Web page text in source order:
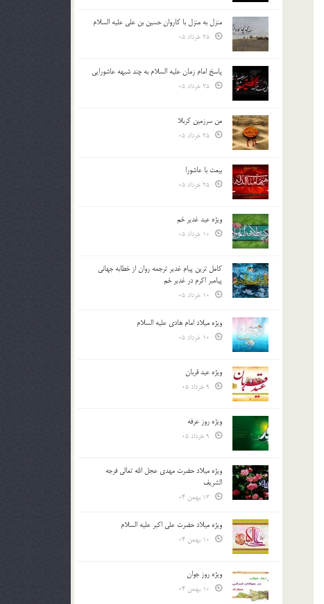
منزل به منزل با کاروان حسین بن علی علیه السلام
پاسخ امام زمان علیه السلام به چند شبهه عاشورایی
من سرزمین کربلا
بیعت با عاشورا
ویژه عید غدیر خم
کامل ترین پیام غدیر ترجمه روان از خطابه جهانی
پیامبر اکرم در غدیر خم
ویژه میلاد امام هادی علیه السلام
ویژه عید قربان
ویژه روز عرفه
ویژه میلاد حضرت مهدی عجل الله تعالی فرجه
الشريف
ویژه میلاد حضرت علی اکبر علیه السلام
ویژه روز جوان